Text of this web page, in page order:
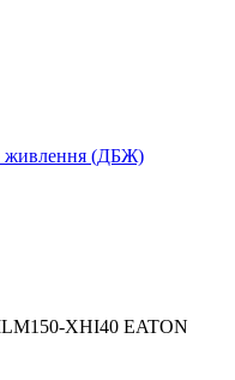
живлення (ДБЖ)
XHI40 EATON